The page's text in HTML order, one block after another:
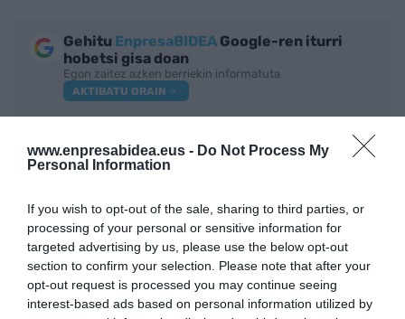
www.enpresabidea.eus - Do Not Process My
Personal Information
If you wish to opt-out of the sale, sharing to third parties, or
processing of your personal or sensitive information for
targeted advertising by us, please use the below opt-out
section to confirm your selection. Please note that after your
opt-out request is processed you may continue seeing
interest-based ads based on personal information utilized by
Gehitu EnpresaBIDEA Google-ren iturri
hobetsi gisa doan
Egon zaitez azken berriekin informatuta
AKTIBATU ORAIN